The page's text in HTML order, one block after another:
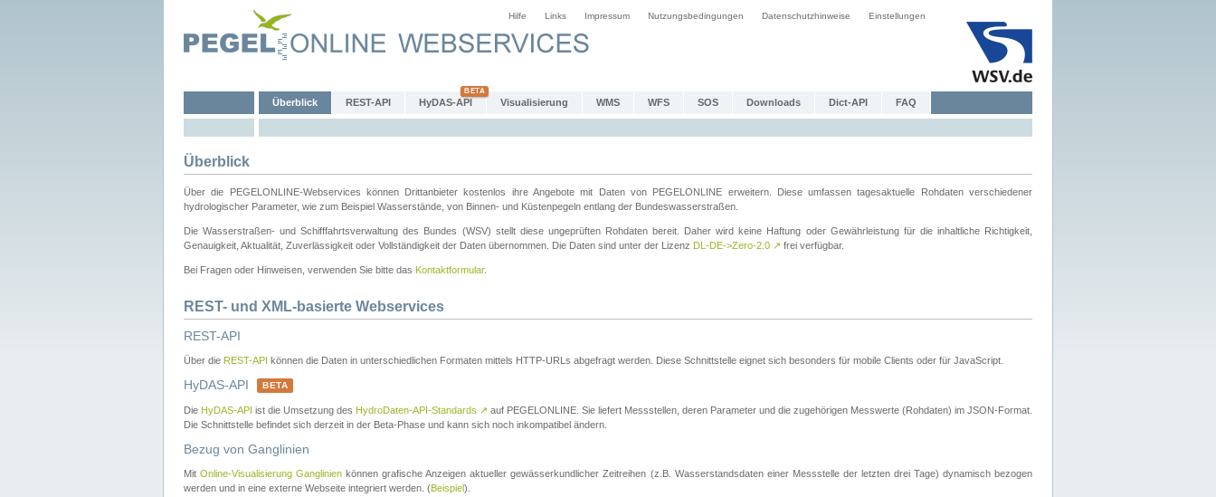
Hilfe Links Impressum Nutzungsbedingungen Datenschutzhinweise Einstellungen
Überblick REST-API HyDAS-API Visualisierung WMS WFS SOS Downloads Dict-API FAQ
Überblick
Über die PEGELONLINE-Webservices können Drittanbieter kostenlos ihre Angebote mit Daten von PEGELONLINE erweitern. Diese umfassen tagesaktuelle Rohdaten verschiedener
hydrologischer Parameter, wie zum Beispiel Wasserstände, von Binnen- und Küstenpegeln entlang der Bundeswasserstraßen.
Die Wasserstraßen- und Schifffahrtsverwaltung des Bundes (WSV) stellt diese ungeprüften Rohdaten bereit. Daher wird keine Haftung oder Gewährleistung für die inhaltliche Richtigkeit,
Genauigkeit, Aktualität, Zuverlässigkeit oder Vollständigkeit der Daten übernommen. Die Daten sind unter der Lizenz DL-DE->Zero-2.0 ↗ frei verfügbar.
Bei Fragen oder Hinweisen, verwenden Sie bitte das Kontaktformular.
REST- und XML-basierte Webservices
REST-API
Über die REST-API können die Daten in unterschiedlichen Formaten mittels HTTP-URLs abgefragt werden. Diese Schnittstelle eignet sich besonders für mobile Clients oder für JavaScript.
HyDAS-API BETA
Die HyDAS-API ist die Umsetzung des HydroDaten-API-Standards ↗ auf PEGELONLINE. Sie liefert Messstellen, deren Parameter und die zugehörigen Messwerte (Rohdaten) im JSON-Format.
Die Schnittstelle befindet sich derzeit in der Beta-Phase und kann sich noch inkompatibel ändern.
Bezug von Ganglinien
MitOnline-Visualisierung Ganglinien können grafische Anzeigen aktueller gewässerkundlicher Zeitreihen (z.B. Wasserstandsdaten einer Messstelle der letzten drei Tage) dynamisch bezogen
werden und in eine externe Webseite integriert werden. (Beispiel).